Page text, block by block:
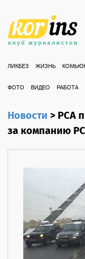
ЛИКБЕЗ ЖИЗНЬ
ФОТО ВИДЕО РАБОТА
Новости>РСА
за компанию